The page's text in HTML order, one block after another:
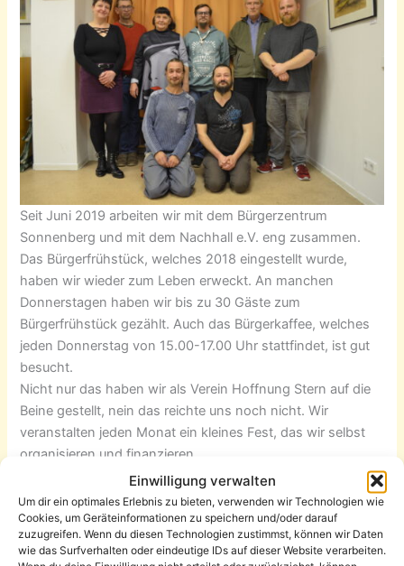
Einwilligung verwalten
Um dir ein optimales Erlebnis zu bieten, verwenden wir Technologien wie
Cookies, um Geräteinformationen zu speichern und/oder darauf
zuzugreifen. Wenn du diesen Technologien zustimmst, können wir Daten
wie das Surfverhalten oder eindeutige IDs auf dieser Website verarbeiten.
Seit Juni 2019 arbeiten wir mit dem Bürgerzentrum
Sonnenberg und mit dem Nachhall e.V. eng zusammen.
Das Bürgerfrühstück, welches 2018 eingestellt wurde,
haben wir wieder zum Leben erweckt. An manchen
Donnerstagen haben wir bis zu 30 Gäste zum
Bürgerfrühstück gezählt. Auch das Bürgerkaffee, welches
jeden Donnerstag von 15.00-17.00 Uhr stattfindet, ist gut
besucht.
Nicht nur das haben wir als Verein Hoffnung Stern auf die
Beine gestellt, nein das reichte uns noch nicht. Wir
veranstalten jeden Monat ein kleines Fest, das wir selbst
organisieren und finanzieren.
Einige Beispiele: Kinderfasching, Kinderfest, Familienfest,
Oktoberfest usw. auch unsere kleine Sportgruppe möchten
wir mit erwähnen.
Im Mai 2020 haben wir nicht auf der faulen Haut gelegen.
Wir haben mit dem Simante e.V. das Lebensmittelprojekt